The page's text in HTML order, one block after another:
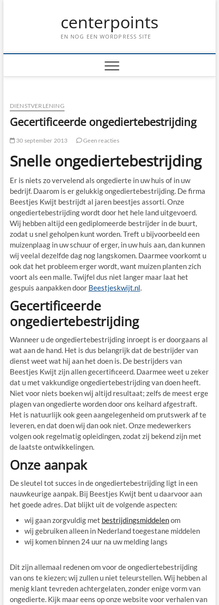
centerpoints
EN NOG EEN WORDPRESS SITE
DIENSTVERLENING
Gecertificeerde ongediertebestrijding
30 september 2013 Geen reacties
Snelle ongediertebestrijding
Er is niets zo vervelend als ongedierte in uw huis of in uw
bedrijf. Daarom is er gelukkig ongediertebestrijding. De firma
Beestjes Kwijt bestrijdt al jaren beestjes assorti. Onze
ongediertebestrijding wordt door het hele land uitgevoerd.
Wij hebben altijd een gediplomeerde bestrijder in de buurt,
zodat u snel geholpen kunt worden. Treft u bijvoorbeeld een
muizenplaag in uw schuur of erger, in uw huis aan, dan kunnen
wij veelal dezelfde dag nog langskomen. Daarmee voorkomt u
ook dat het probleem erger wordt, want muizen planten zich
voort als een malle. Twijfel dus niet langer maar laat het
gespuis aanpakken door Beestjeskwijt.nl.
Gecertificeerde
ongediertebestrijding
Wanneer u de ongediertebestrijding inroept is er doorgaans al
wat aan de hand. Het is dus belangrijk dat de bestrijder van
dienst weet wat hij aan het doen is. De bestrijders van
Beestjes Kwijt zijn allen gecertificeerd. Daarmee weet u zeker
dat u met vakkundige ongediertebestrijding van doen heeft.
Niet voor niets boeken wij altijd resultaat; zelfs de meest erge
plagen van ongedierte worden door ons keihard afgestraft.
Het is natuurlijk ook geen aangelegenheid om prutswerk af te
leveren, en dat doen wij dan ook niet. Onze medewerkers
volgen ook regelmatig opleidingen, zodat zij bekend zijn met
de laatste ontwikkelingen.
Onze aanpak
De sleutel tot succes in de ongediertebestrijding ligt in een
nauwkeurige aanpak. Bij Beestjes Kwijt bent u daarvoor aan
het goede adres. Dat blijkt uit de volgende aspecten:
wij gaan zorgvuldig met bestrijdingsmiddelenom
wij gebruiken alleen in Nederland toegestane middelen
wij komen binnen 24 uur na uw melding langs
Dit zijn allemaal redenen om voor de ongediertebestrijding
van ons te kiezen; wij zullen u niet teleurstellen. Wij hebben al
menig klant tevreden achtergelaten, zonder enige vorm van
ongedierte. Kijk maar eens op onze website voor verhalen van